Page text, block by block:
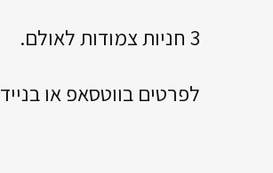
3 חניות צמודות לאולם.
לפרטים בווטסאפ או בנייד